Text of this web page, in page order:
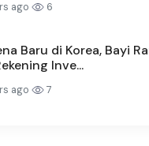
ago 6
Baru di Korea, Bayi
Inve...
ago 7